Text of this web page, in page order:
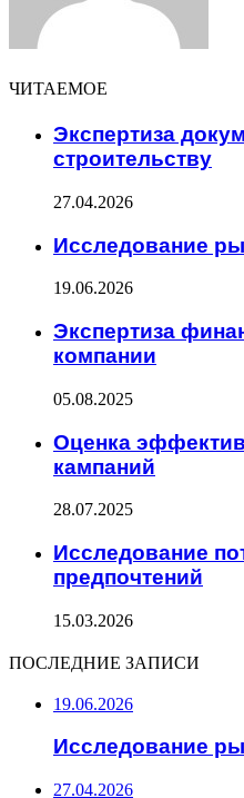
ЧИТАЕМОЕ
Экспертиза
строительству
27.04.2026
Исследование
19.06.2026
Экспертиза
компании
05.08.2025
Оценка
кампаний
28.07.2025
Исследование
предпочтений
15.03.2026
ПОСЛЕДНИЕ ЗАПИСИ
19.06.2026
Исследование
27.04.2026